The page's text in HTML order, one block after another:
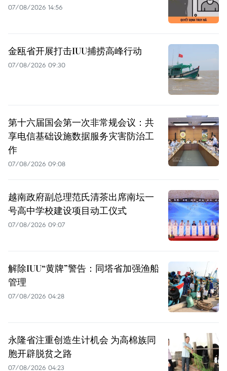
07/08/2026 14:56
金瓯省开展打击IUU捕捞高峰行动
07/08/2026 09:30
第十六届国会第一次非常规会议：共
享电信基础设施数据服务灾害防治工
作
07/08/2026 09:08
越南政府副总理范氏清茶出席南坛一
号高中学校建设项目动工仪式
07/08/2026 09:07
解除IUU“黄牌”警告：同塔省加强渔船
管理
07/08/2026 04:28
永隆省注重创造生计机会 为高棉族同
胞开辟脱贫之路
07/08/2026 04:23